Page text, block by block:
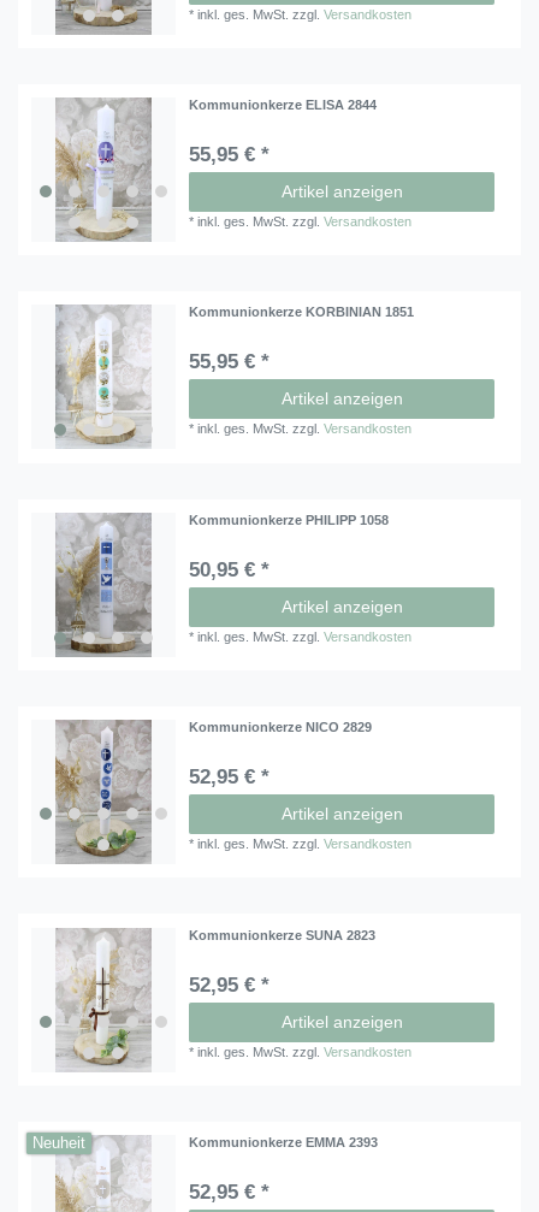
*inkl. ges. MwSt. zzgl.Versandkosten
Kommunionkerze ELISA 2844
55,95 € *
Artikel anzeigen
*inkl. ges. MwSt. zzgl.Versandkosten
Kommunionkerze KORBINIAN 1851
55,95 € *
Artikel anzeigen
*inkl. ges. MwSt. zzgl.Versandkosten
Kommunionkerze PHILIPP 1058
50,95 € *
Artikel anzeigen
*inkl. ges. MwSt. zzgl.Versandkosten
Kommunionkerze NICO 2829
52,95 € *
Artikel anzeigen
*inkl. ges. MwSt. zzgl.Versandkosten
Kommunionkerze SUNA 2823
52,95 € *
Artikel anzeigen
*inkl. ges. MwSt. zzgl.Versandkosten
Neuheit Kommunionkerze EMMA 2393
52,95 € *